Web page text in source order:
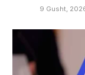
9 Gusht,